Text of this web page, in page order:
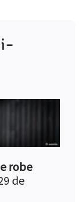
robe
de